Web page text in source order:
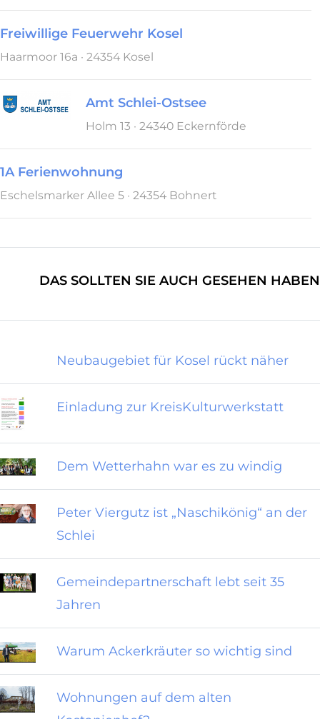
Freiwillige Feuerwehr Kosel
Haarmoor 16a · 24354 Kosel
Amt Schlei-Ostsee
Holm 13 · 24340 Eckernförde
1A Ferienwohnung
Eschelsmarker Allee 5 · 24354 Bohnert
DAS SOLLTEN SIE AUCH GESEHEN HABEN
Neubaugebiet für Kosel rückt näher
Einladung zur KreisKulturwerkstatt
Dem Wetterhahn war es zu windig
Peter Viergutz ist „Naschikönig“ an der
Schlei
Gemeindepartnerschaft lebt seit 35
Jahren
Warum Ackerkräuter so wichtig sind
Wohnungen auf dem alten